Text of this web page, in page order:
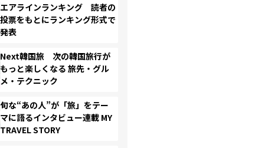
エアラインランキング 読者の
投票をもとにランキング形式で
発表
Next韓国旅 次の韓国旅行が
もっと楽しくなる 旅先・グル
メ・テクニック
旬な“あの人”が「旅」をテー
マに語るインタビュー連載 MY
TRAVEL STORY